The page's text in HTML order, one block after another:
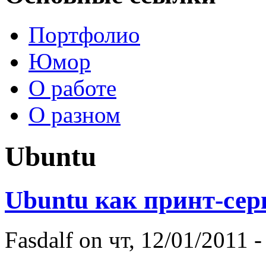
Портфолио
Юмор
О работе
О разном
Ubuntu
Ubuntu как принт-
Fasdalf on чт, 12/01/2011